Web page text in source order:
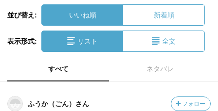
並び替え: いいね順 新着順
表示形式: リスト 全文
すべて ネタバレ
ふうか（ごん）さん フォロー